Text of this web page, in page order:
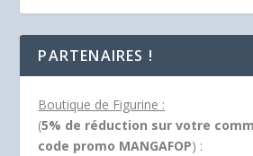
PARTENAIRES !
Boutique de Figurine :
(5% de réduction sur votre
code promo MANGAFOP) :